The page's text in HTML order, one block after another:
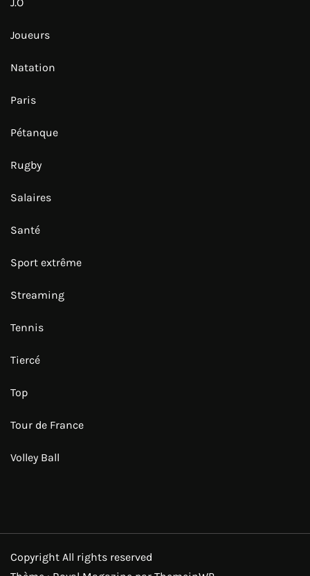
Joueurs
Natation
Paris
Pétanque
Rugby
Salaires
Santé
Sport extrême
Streaming
Tennis
Tiercé
Top
Tour de France
Volley Ball
Copyright All rights reserved